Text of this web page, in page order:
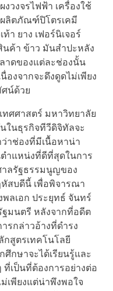
วงจรไฟฟ้า เครื่องใช้
ลิตภัณฑ์ปิโตรเคมี
ท้า ยาง เฟอร์นิเจอร์
นค้า ข้าว มันสำปะหลัง
าดของแต่ละช่องนั้น
งจากจะดึงดูดไม่เพียง
น์ด้วย
ศศาสตร์ มหาวิทยาลัย
ในธุรกิจทีวีดิจิทัลจะ
าช่องที่มีเนื้อหาน่า
ำแหน่งที่ดีที่สุดในการ
าลรัฐธรรมนูญของ
สบดีนี้ เพื่อพิจารณา
ลเอก ประยุทธ์ จันทร์
ฐมนตรี หลังจากที่อดีต
รกล่าวอ้างที่ดำรง
กสูตรเทคโนโลยี
กษาจะได้เรียนรู้และ
เป็นที่ต้องการอย่างต่อ
เพียงแต่น่าพึงพอใจ